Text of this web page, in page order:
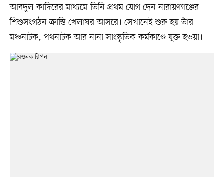
আবদুল কাদিরের মাধ্যমে তিনি প্রথম যোগ দেন নারায়ণগঞ্জের
শিশুসংগঠন ক্রান্তি খেলাঘর আসরে। সেখানেই শুরু হয় তাঁর
মঞ্চনাটক, পথনাটক আর নানা সাংস্কৃতিক কর্মকাণ্ডে যুক্ত হওয়া।